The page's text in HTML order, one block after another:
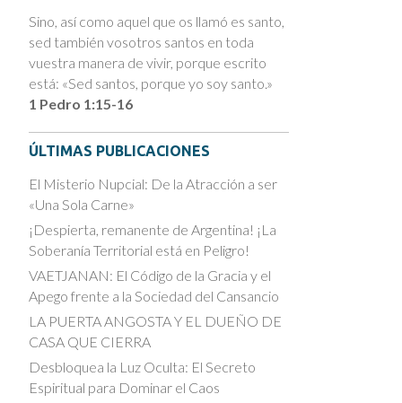
Sino, así como aquel que os llamó es santo,
sed también vosotros santos en toda
vuestra manera de vivir, porque escrito
está: «Sed santos, porque yo soy santo.»
1 Pedro 1:15-16
ÚLTIMAS PUBLICACIONES
El Misterio Nupcial: De la Atracción a ser
«Una Sola Carne»
¡Despierta, remanente de Argentina! ¡La
Soberanía Territorial está en Peligro!
VAETJANAN: El Código de la Gracia y el
Apego frente a la Sociedad del Cansancio
LA PUERTA ANGOSTA Y EL DUEÑO DE
CASA QUE CIERRA
Desbloquea la Luz Oculta: El Secreto
Espiritual para Dominar el Caos